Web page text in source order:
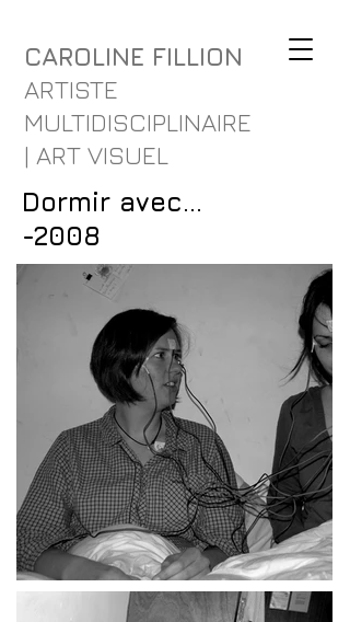
CAROLINE FILLION
ARTISTE
MULTIDISCIPLINAIRE
| ART VISUEL
Dormir avec...
-2008